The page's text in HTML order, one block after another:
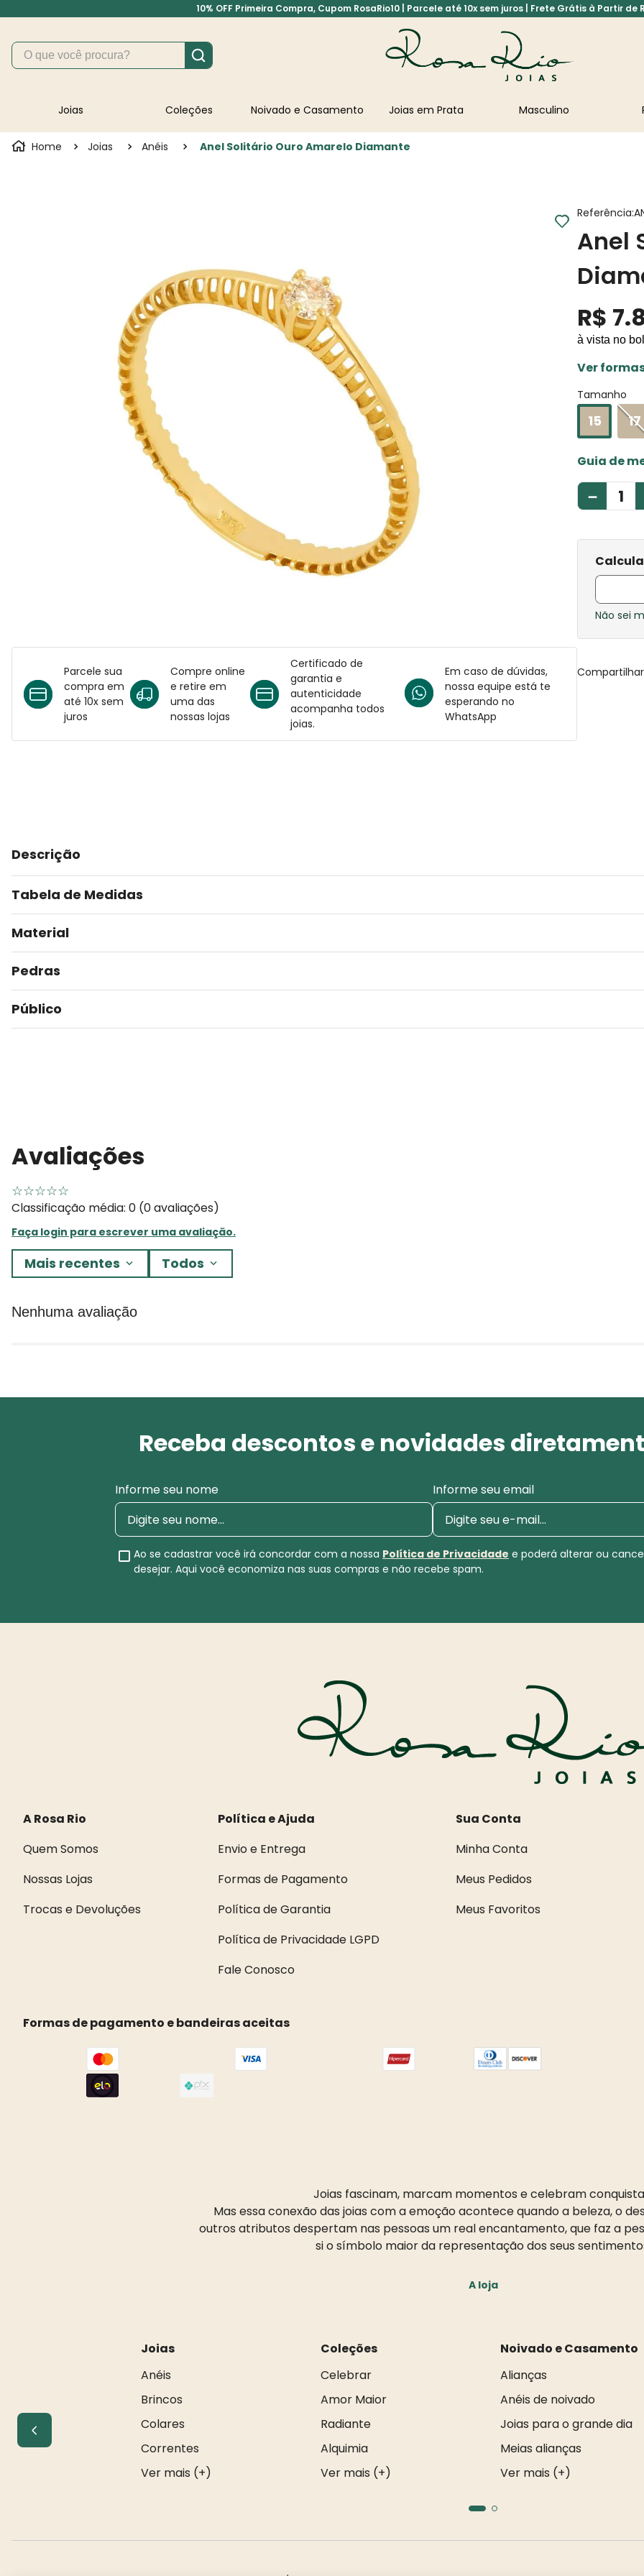
10% OFF Primeira Compra, Cupom RosaRio10 | Parcele até 10x sem juros | Frete Grátis à Partir de
O que você procura?
Joias Coleções Noivado e Casamento Joias em Prata Masculino
Joias Anéis Anel Solitário Ouro Amarelo Diamante
Parcele sua
compra em
até 10x sem
juros
Compre online
e retire em
uma das
nossas lojas
Certificado de
garantia e
autenticidade
acompanha todos
joias.
Em caso de dúvidas,
nossa equipe está te
esperando no
WhatsApp
Referência:
Anel
R$ 7.
à vista no
Ver
Tamanho
15 17
Guia de
－
Não sei
Compartilhar
Descrição
Tabela de Medidas
Material
Pedras
Público
Avaliações
☆☆☆☆☆
Classificação média: 0 (0 avaliações)
Faça login para escrever uma avaliação.
Mais recentes Todos
Nenhuma avaliação
Receba descontos e novidades
Informe seu nome Informe seu email
Ao se cadastrar você irá concordar com a nossa Política de Privacidade e poderá alterar ou
desejar. Aqui você economiza nas suas compras e não recebe spam.
A Rosa Rio
Quem Somos
Nossas Lojas
Trocas e Devoluções
Política e Ajuda
Envio e Entrega
Formas de Pagamento
Política de Garantia
Política de Privacidade LGPD
Fale Conosco
Sua Conta
Minha Conta
Meus Pedidos
Meus Favoritos
Formas de pagamento e bandeiras aceitas
Joias fascinam, marcam momentos e celebram
Mas essa conexão das joias com a emoção acontece quando a beleza, o
outros atributos despertam nas pessoas um real encantamento, que faz a
si o símbolo maior da representação dos seus
A loja
Joias
Anéis
Brincos
Colares
Correntes
Ver mais (+)
Coleções
Celebrar
Amor Maior
Radiante
Alquimia
Ver mais (+)
Noivado e Casamento
Alianças
Anéis de noivado
Joias para o grande dia
Meias alianças
Ver mais (+)